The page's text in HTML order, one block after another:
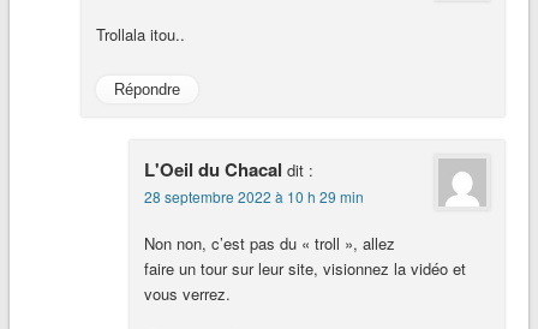
Trollala itou..
Répondre
L'Oeil du Chacal dit :
28 septembre 2022 à 10 h 29 min
Non non, c’est pas du « troll », allez
faire un tour sur leur site, visionnez la vidéo et
vous verrez.